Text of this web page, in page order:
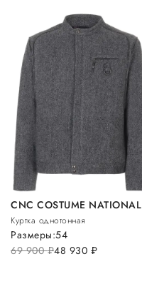
CNC COSTUME NATIONAL
Куртка однотонная
69 900руб.48 930 руб.
Размеры:54